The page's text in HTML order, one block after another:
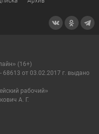
(16+)
от 03.02.2017 г. выдано
рабочий»
А. Г.